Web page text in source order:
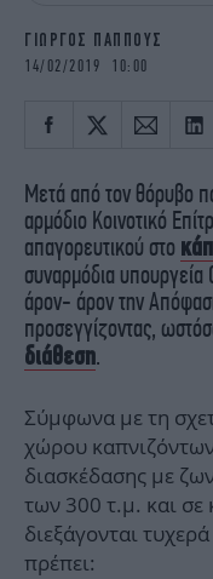
OSCARS
ΓΙΩΡΓΟΣ ΠΑΠΠΟΥΣ
14/02/2019 10:00
Μετά από τον θόρυβο
αρμόδιο Κοινοτικό
απαγορευτικού στο
συναρμόδια
άρον- άρον την
προσεγγίζοντας,
διάθεση.
Σύμφωνα με τη
χώρου
διασκέδασης με
των 300 τ.μ. και
διεξάγονται
πρέπει: